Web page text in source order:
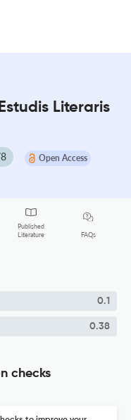
Literaris
Open Access
Published
Literature
FAQs
0.1
0.38
checks